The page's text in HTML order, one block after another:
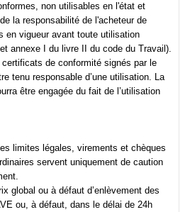
non utilisables en l'état et
la responsabilité de l'acheteur de
en vigueur avant toute utilisation
annexe I du livre II du code du Travail).
certificats de conformité signés par le
tenu responsable d’une utilisation. La
être engagée du fait de l’utilisation
limites légales, virements et chèques
servent uniquement de caution
global ou à défaut d’enlèvement des
ou, à défaut, dans le délai de 24h